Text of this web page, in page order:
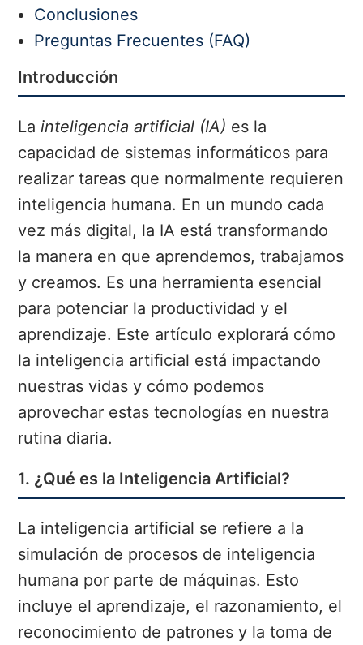
Conclusiones
Preguntas Frecuentes (FAQ)
Introducción
Lainteligencia artificial (IA) es la
capacidad de sistemas informáticos para
realizar tareas que normalmente requieren
inteligencia humana. En un mundo cada
vez más digital, la IA está transformando
la manera en que aprendemos, trabajamos
y creamos. Es una herramienta esencial
para potenciar la productividad y el
aprendizaje. Este artículo explorará cómo
la inteligencia artificial está impactando
nuestras vidas y cómo podemos
aprovechar estas tecnologías en nuestra
rutina diaria.
1. ¿Qué es la Inteligencia Artificial?
La inteligencia artificial se refiere a la
simulación de procesos de inteligencia
humana por parte de máquinas. Esto
incluye el aprendizaje, el razonamiento, el
reconocimiento de patrones y la toma de